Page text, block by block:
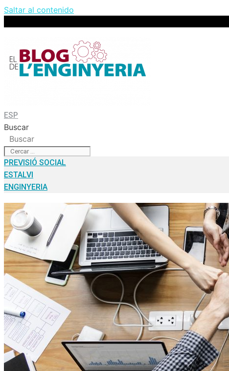
Saltar al contenido
ESP
Buscar
Buscar
PREVISIÓ SOCIAL
ESTALVI
ENGINYERIA